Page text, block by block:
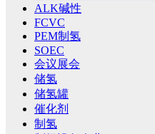
ALK碱性
FCVC
PEM制氢
SOEC
会议展会
储氢
储氢罐
催化剂
制氢